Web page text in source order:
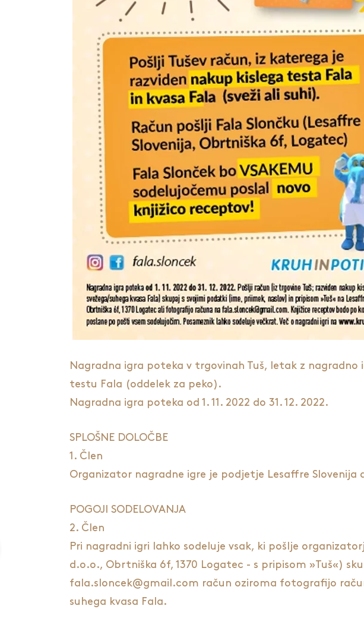
Nagradna igra poteka v trgovinah Tuš, letak z
testu Fala (oddelek za peko).
Nagradna igra poteka od 1. 11. 2022 do 31. 12. 2022.
SPLOŠNE DOLOČBE
1. Člen
Organizator nagradne igre je podjetje Lesaffre
POGOJI SODELOVANJA
2. Člen
Pri nagradni igri lahko sodeluje vsak, ki pošlje
d.o.o., Obrtniška 6f, 1370 Logatec - s pripisom »Tuš«)
fala.sloncek@gmail.com račun oziroma fotografijo
suhega kvasa Fala.